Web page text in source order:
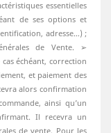
essentielles
de ses options et
adresse…) ;
de Vente. ➢
échéant, correction
et paiement des
alors confirmation
ainsi qu’un
Il recevra un
de vente. Pour les